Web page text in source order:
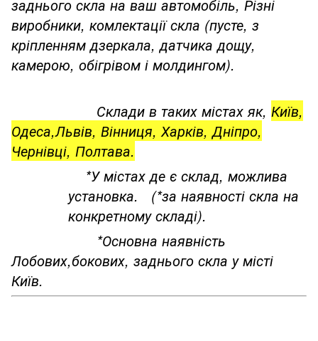
заднього скла на ваш автомобіль, Різні
виробники, комлектації скла (пусте, з
кріпленням дзеркала, датчика дощу,
камерою, обігрівом і молдингом).
Склади в таких містах як, Київ,
Одеса,Львів, Вінниця, Харків, Дніпро,
Чернівці, Полтава.
*У містах де є склад, можлива
установка. (*за наявності скла на
конкретному складі).
*Основна наявність
Лобових,бокових, заднього скла у місті
Київ.